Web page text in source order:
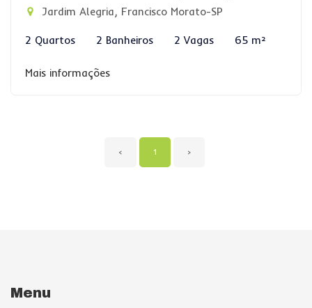
Jardim Alegria, Francisco Morato-SP
2 Quartos 2 Banheiros 2 Vagas 65 m²
Mais informações
‹ 1 ›
Menu